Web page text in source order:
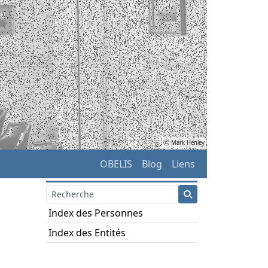
ⓒ Mark Henley
OBELIS Blog Liens
Index des Personnes
Index des Entités